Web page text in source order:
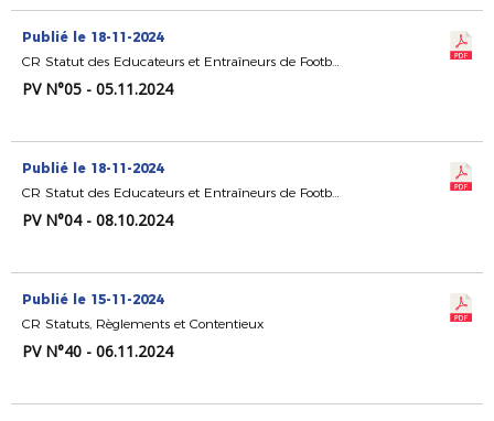
Publié le 18-11-2024
CR Statut des Educateurs et Entraîneurs de Football
PV N°05 - 05.11.2024
Publié le 18-11-2024
CR Statut des Educateurs et Entraîneurs de Football
PV N°04 - 08.10.2024
Publié le 15-11-2024
CR Statuts, Règlements et Contentieux
PV N°40 - 06.11.2024